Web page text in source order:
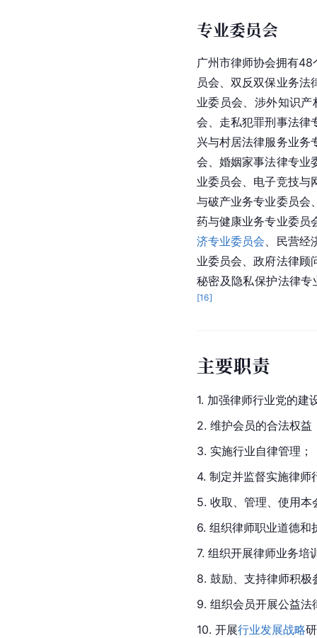
专业委员会
广州市律师协会拥有
员会、双反双保业务
业委员会、涉外知识
会、走私犯罪刑事法律
兴与村居法律服务业务
会、婚姻家事法律专业
业委员会、电子竞技与
与破产业务专业委员会
药与健康业务专业委员
济专业委员会、民营经
业委员会、政府法律顾
秘密及隐私保护法律
[16]
主要职责
1. 加强律师行业党的建
2. 维护会员的合法权益
3. 实施行业自律管理；
4. 制定并监督实施律师
5. 收取、管理、使用本
6. 组织律师职业道德和
7. 组织开展律师业务培
8. 鼓励、支持律师积极
9. 组织会员开展公益法
10. 开展行业发展战略